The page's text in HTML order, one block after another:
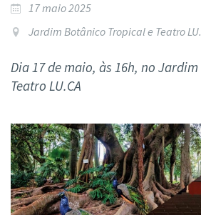
17 maio 2025
Jardim Botânico Tropical e Teatro
Dia 17 de maio, às 16h, no
Teatro LU.CA